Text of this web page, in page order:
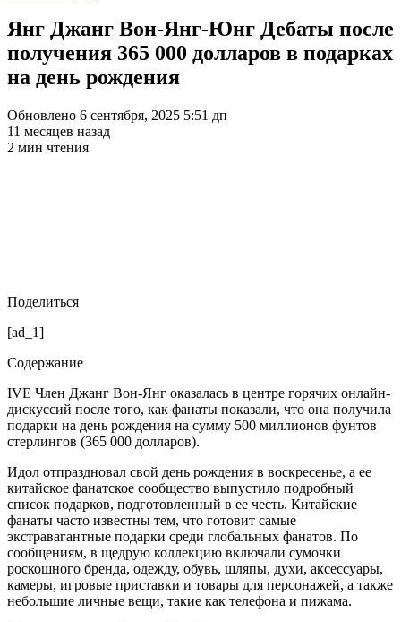
Янг Джанг Вон-Янг-Юнг Дебаты после
получения 365 000 долларов в подарках
на день рождения
Обновлено 6 сентября, 2025 5:51 дп
11 месяцев назад
2 мин чтения
Поделиться
[ad_1]
Содержание
IVE Член Джанг Вон-Янг оказалась в центре горячих онлайн-
дискуссий после того, как фанаты показали, что она получила
подарки на день рождения на сумму 500 миллионов фунтов
стерлингов (365 000 долларов).
Идол отпраздновал свой день рождения в воскресенье, а ее
китайское фанатское сообщество выпустило подробный
список подарков, подготовленный в ее честь. Китайские
фанаты часто известны тем, что готовит самые
экстравагантные подарки среди глобальных фанатов. По
сообщениям, в щедрую коллекцию включали сумочки
роскошного бренда, одежду, обувь, шляпы, духи, аксессуары,
камеры, игровые приставки и товары для персонажей, а также
небольшие личные вещи, такие как телефона и пижама.